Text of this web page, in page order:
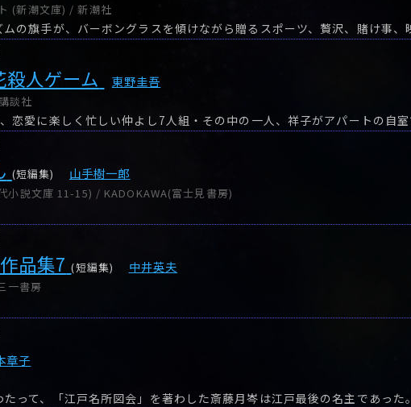
(新潮文庫) / 新潮社
人ゲーム 東野圭吾
談社
(短編集) 山手樹一郎
小説文庫 11-15) / KADOKAWA(富士見書房)
品集7 (短編集) 中井英夫
一書房
章子
って、「江戸名所図会」を著わした斎藤月岑は江戸最後の名主であった。